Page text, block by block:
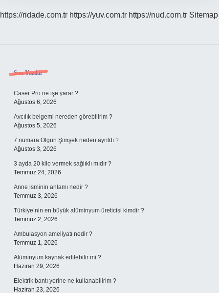
https://ridade.com.tr https://yuv.com.tr https://nud.com.tr Sitemap
Sidebar
Son Yazılar
Caser Pro ne işe yarar ?
Ağustos 6, 2026
Avcılık belgemi nereden görebilirim ?
Ağustos 5, 2026
7 numara Olgun Şimşek neden ayrıldı ?
Ağustos 3, 2026
3 ayda 20 kilo vermek sağlıklı mıdır ?
Temmuz 24, 2026
Anne isminin anlamı nedir ?
Temmuz 3, 2026
Türkiye’nin en büyük alüminyum üreticisi kimdir ?
Temmuz 2, 2026
Ambulasyon ameliyatı nedir ?
Temmuz 1, 2026
Alüminyum kaynak edilebilir mi ?
Haziran 29, 2026
Elektrik bantı yerine ne kullanabilirim ?
Haziran 23, 2026